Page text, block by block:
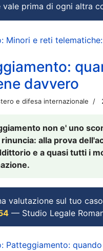
vale prima di ogni altra
Minori e reti
davvero
e difesa internazionale
non e' uno
rinuncia: alla prova
e a quasi tutti i
valutazione sul tuo
— Studio Legale
Patteggiamento: